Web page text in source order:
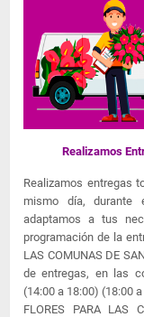
Realizamos
Realizamos entregas
mismo día, durante
adaptamos a tus
programación de la
LAS COMUNAS DE
de entregas, en las
(14:00 a 18:00) (18:00
FLORES PARA LAS